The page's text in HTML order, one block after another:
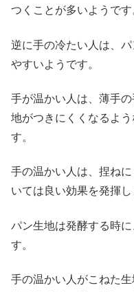
つくことが多いようです
逆に手の冷たい人は、
やすいようです。
手が温かい人は、薄手
地がつきにくくなるよ
す。
手の温かい人は、捏ね
いては良い効果を発揮し
パン生地は発酵する時
す。
手の温かい人がこねた